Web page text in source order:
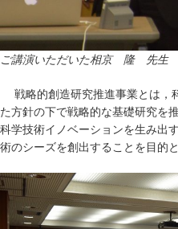
ご講演いただいた相京 隆 先生
戦略的創造研究推進事業とは，
た方針の下で戦略的な基礎研究を
科学技術イノベーションを生み出
術のシーズを創出することを目的